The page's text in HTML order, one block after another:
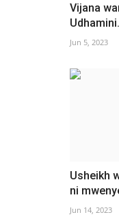
Vijana
Jun 5, 2023
Usheikh
ni
Jun 14, 2023